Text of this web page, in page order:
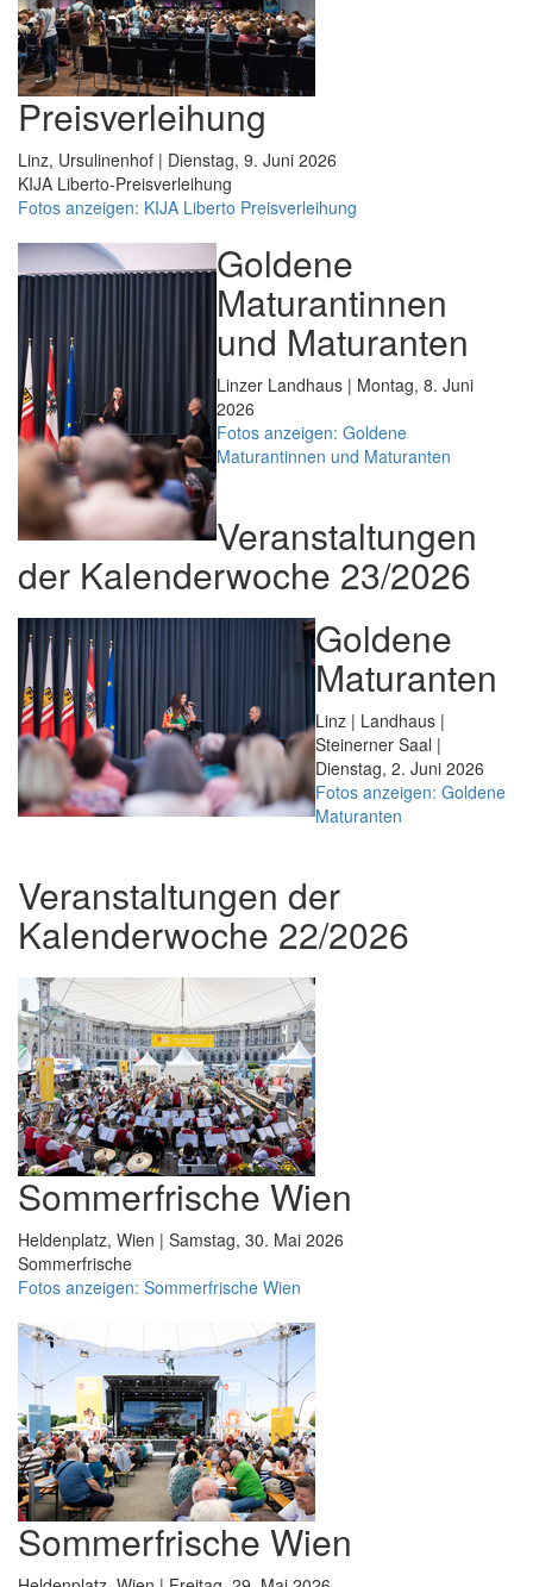
Preisverleihung
Linz, Ursulinenhof | Dienstag, 9. Juni 2026
KIJA Liberto-Preisverleihung
Fotos anzeigen: KIJA Liberto Preisverleihung
Goldene
Maturantinnen
und Maturanten
Linzer Landhaus | Montag, 8. Juni
2026
Fotos anzeigen: Goldene
Maturantinnen und Maturanten
Veranstaltungen
der Kalenderwoche 23/2026
Goldene
Maturanten
Linz | Landhaus |
Steinerner Saal |
Dienstag, 2. Juni 2026
Fotos anzeigen: Goldene
Maturanten
Veranstaltungen der
Kalenderwoche 22/2026
Sommerfrische Wien
Heldenplatz, Wien | Samstag, 30. Mai 2026
Sommerfrische
Fotos anzeigen: Sommerfrische Wien
Sommerfrische Wien